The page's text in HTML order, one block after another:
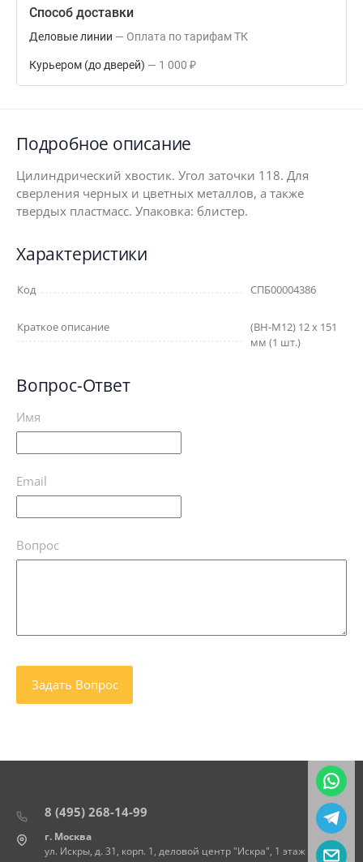
Способ доставки
Деловые линии Оплата по тарифам ТК
Курьером (до дверей) 1 000 ₽
Подробное описание
Цилиндрический хвостик. Угол заточки 118. Для
сверления черных и цветных металлов, а также
твердых пластмасс. Упаковка: блистер.
Характеристики
Код СПБ00004386
Краткое описание
(BH-M12) 12 х 151
мм (1 шт.)
Вопрос-Ответ
Имя
Email
Вопрос
8 (495) 268-14-99
г. Москва
ул. Искры, д. 31, корп. 1, деловой центр "Искра", 1 этаж